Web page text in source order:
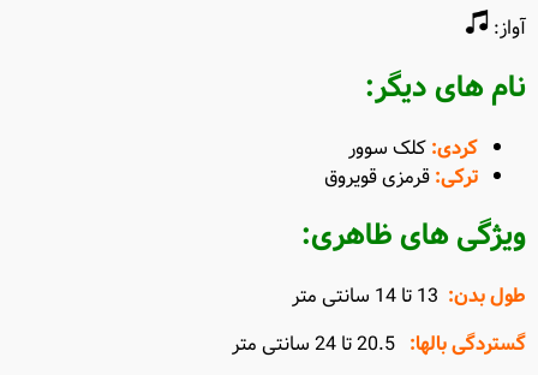
آواز:
نام های دیگر:
کردی:کلک سوور
ترکی:قرمزی قویروق
ویژگی های ظاهری:
طول بدن: 13 تا 14 سانتی متر
گستردگی بالها: